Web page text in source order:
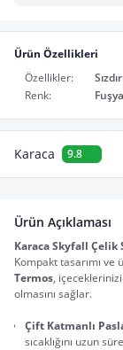
Ürün Özellikleri
Özellikler:
Renk:
Fuşya
Karaca 9.8
Ürün Açıklaması
Karaca Skyfall Çelik
Kompakt tasarımı ve
Termos,
olmasını sağlar.
Çift Katmanlı
sıcaklığını uzun